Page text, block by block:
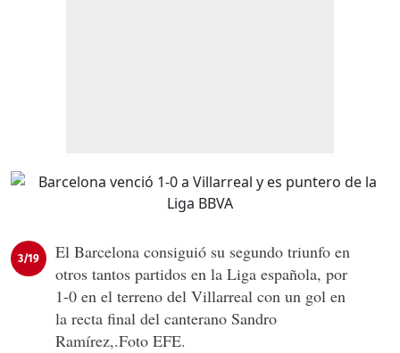
3/19
El Barcelona consiguió su segundo triunfo en
otros tantos partidos en la Liga española, por
1-0 en el terreno del Villarreal con un gol en
la recta final del canterano Sandro
Ramírez,.Foto EFE.